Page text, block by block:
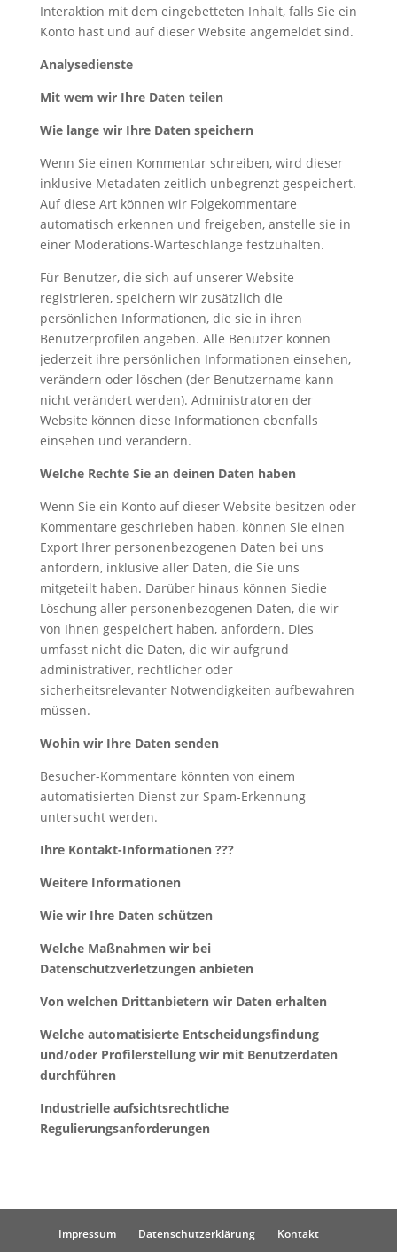
Interaktion mit dem eingebetteten Inhalt, falls Sie ein
Konto hast und auf dieser Website angemeldet sind.
Analysedienste
Mit wem wir Ihre Daten teilen
Wie lange wir Ihre Daten speichern
Wenn Sie einen Kommentar schreiben, wird dieser
inklusive Metadaten zeitlich unbegrenzt gespeichert.
Auf diese Art können wir Folgekommentare
automatisch erkennen und freigeben, anstelle sie in
einer Moderations-Warteschlange festzuhalten.
Für Benutzer, die sich auf unserer Website
registrieren, speichern wir zusätzlich die
persönlichen Informationen, die sie in ihren
Benutzerprofilen angeben. Alle Benutzer können
jederzeit ihre persönlichen Informationen einsehen,
verändern oder löschen (der Benutzername kann
nicht verändert werden). Administratoren der
Website können diese Informationen ebenfalls
einsehen und verändern.
Welche Rechte Sie an deinen Daten haben
Wenn Sie ein Konto auf dieser Website besitzen oder
Kommentare geschrieben haben, können Sie einen
Export Ihrer personenbezogenen Daten bei uns
anfordern, inklusive aller Daten, die Sie uns
mitgeteilt haben. Darüber hinaus können Siedie
Löschung aller personenbezogenen Daten, die wir
von Ihnen gespeichert haben, anfordern. Dies
umfasst nicht die Daten, die wir aufgrund
administrativer, rechtlicher oder
sicherheitsrelevanter Notwendigkeiten aufbewahren
müssen.
Wohin wir Ihre Daten senden
Besucher-Kommentare könnten von einem
automatisierten Dienst zur Spam-Erkennung
untersucht werden.
Ihre Kontakt-Informationen ???
Weitere Informationen
Wie wir Ihre Daten schützen
Welche Maßnahmen wir bei
Datenschutzverletzungen anbieten
Von welchen Drittanbietern wir Daten erhalten
Welche automatisierte Entscheidungsfindung
und/oder Profilerstellung wir mit Benutzerdaten
durchführen
Industrielle aufsichtsrechtliche
Regulierungsanforderungen
Impressum Datenschutzerklärung Kontakt